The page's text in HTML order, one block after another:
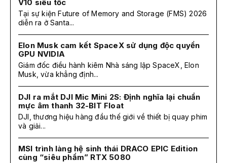
V10 siêu tốc
Tại sự kiện Future of Memory and Storage (FMS) 2026
diễn ra ở Santa...
Elon Musk cam kết SpaceX sử dụng độc quyền
GPU NVIDIA
Giám đốc điều hành kiêm Nhà sáng lập SpaceX, Elon
Musk, vừa khẳng định...
DJI ra mắt DJI Mic Mini 2S: Định nghĩa lại chuẩn
mực âm thanh 32-BIT Float
DJI, thương hiệu hàng đầu thế giới về thiết bị quay phim
và giải...
MSI trình làng hệ sinh thái DRACO EPIC Edition
cùng “siêu phẩm” RTX 5080